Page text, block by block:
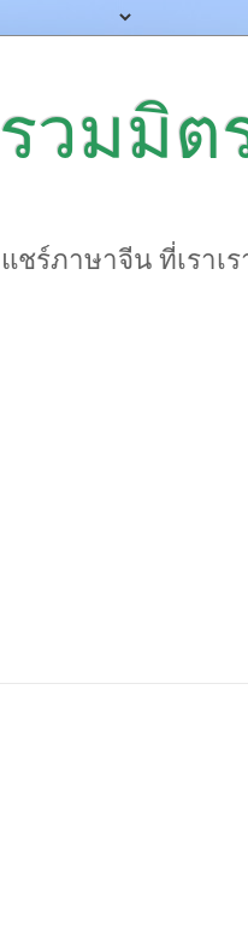
รวมมิต
แชร์ภาษาจีน ที่เราเ